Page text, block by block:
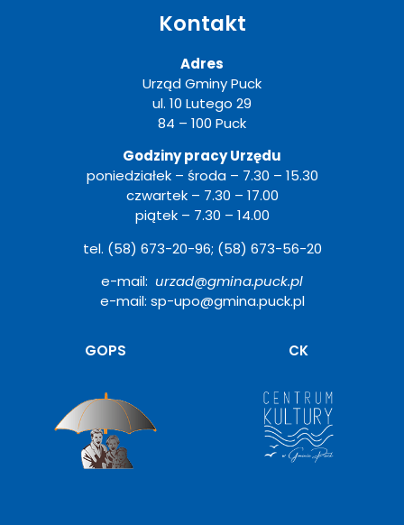
Kontakt
Adres
Urząd Gminy Puck
ul. 10 Lutego 29
84 – 100 Puck
Godziny pracy Urzędu
poniedziałek – środa – 7.30 – 15.30
czwartek – 7.30 – 17.00
piątek – 7.30 – 14.00
tel. (58) 673-20-96; (58) 673-56-20
e-mail: urzad@gmina.puck.pl
e-mail: sp-upo@gmina.puck.pl
GOPS CK